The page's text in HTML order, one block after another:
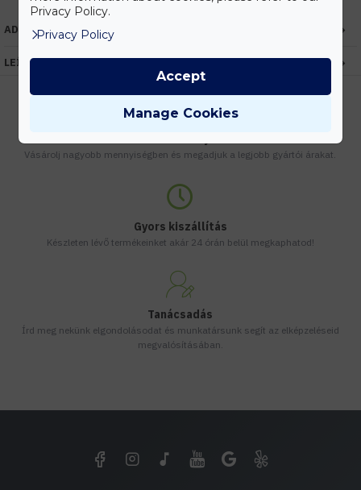
ADATOK
LEÍRÁS
Vásárolj nagyobb mennyiségben és megadjuk a legjobb gyártói árakat.
Gyors kiszállítás
Készleten lévő termékeinket akár 24 órán belül megkaphatod!
Tanácsadás
Írd meg nekünk elgondolásodat és munkatársunk segít az elképzeléseid
megvalósításában.
Privacy Policy.
Privacy Policy
Manage Cookies
Accept